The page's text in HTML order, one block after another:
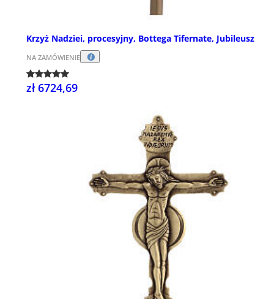
Krzyż Nadziei, procesyjny, Bottega Tifernate, Jubileusz
NA ZAMÓWIENIE
zł 6724,69